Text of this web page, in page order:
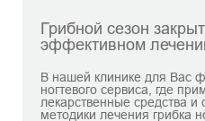
Грибной сезон
эффективном
В нашей клинике для Вас
ногтевого сервиса, где
лекарственные средства
методики лечения грибка